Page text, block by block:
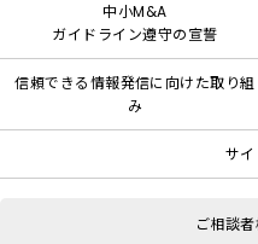
中小M&A
ガイドライン遵守の宣誓
信頼できる情報発信に向けた取り組
み
サ
ご相談